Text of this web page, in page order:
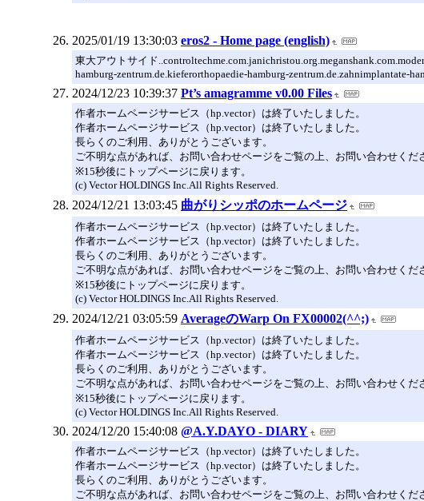
2025/01/19 13:30:03 eros2 - Home page (english)
東大アウトサイド
hamburg-zentrum.de.kieferorthopaedie-hamburg-zentrum.de.zahnimplantate-
2024/12/23 10:39:37 Pt’s amagramme v0.00 Files
作者ホームページサービス（hp.vector）は終了いたしました。
作者ホームページサービス（hp.vector）は終了いたしました。
長らくのご利用、ありがとうございます。
ご不明な点があれば、お問い合わせページをご覧の上、お問い合わせくだ
※15秒後にトップページに戻ります。
(c) Vector HOLDINGS Inc.All Rights Reserved.
2024/12/21 13:03:45 曲がりシッポのホームページ
作者ホームページサービス（hp.vector）は終了いたしました。
作者ホームページサービス（hp.vector）は終了いたしました。
長らくのご利用、ありがとうございます。
ご不明な点があれば、お問い合わせページをご覧の上、お問い合わせくだ
※15秒後にトップページに戻ります。
(c) Vector HOLDINGS Inc.All Rights Reserved.
2024/12/21 03:05:59 AverageのWarp On FX00002(^^;)
作者ホームページサービス（hp.vector）は終了いたしました。
作者ホームページサービス（hp.vector）は終了いたしました。
長らくのご利用、ありがとうございます。
ご不明な点があれば、お問い合わせページをご覧の上、お問い合わせくだ
※15秒後にトップページに戻ります。
(c) Vector HOLDINGS Inc.All Rights Reserved.
2024/12/20 15:40:08 @A.Y.DAYO - DIARY
作者ホームページサービス（hp.vector）は終了いたしました。
作者ホームページサービス（hp.vector）は終了いたしました。
長らくのご利用、ありがとうございます。
ご不明な点があれば、お問い合わせページをご覧の上、お問い合わせくだ